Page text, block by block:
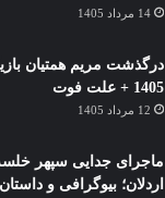
14 مرداد 1405
1405 + علت فوت
12 مرداد 1405
ماجرای جدایی سپهر
اردلان؛ بیوگرافی و